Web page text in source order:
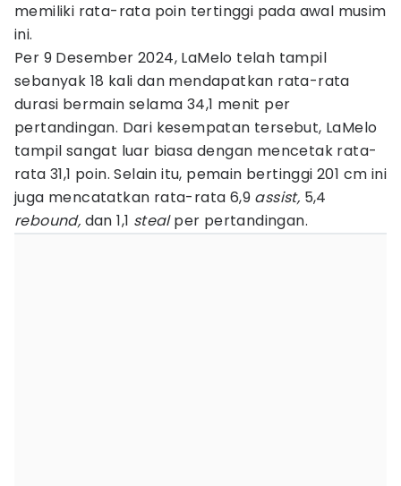
memiliki rata-rata poin tertinggi pada awal musim
ini.
Per 9 Desember 2024, LaMelo telah tampil
sebanyak 18 kali dan mendapatkan rata-rata
durasi bermain selama 34,1 menit per
pertandingan. Dari kesempatan tersebut, LaMelo
tampil sangat luar biasa dengan mencetak rata-
rata 31,1 poin. Selain itu, pemain bertinggi 201 cm ini
juga mencatatkan rata-rata 6,9 assist, 5,4
rebound, dan 1,1 stealper pertandingan.